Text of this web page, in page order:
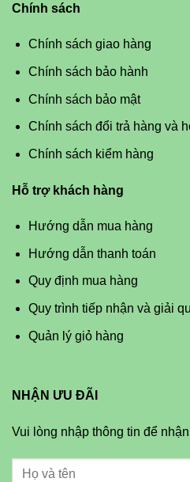
Chính sách
Chính sách giao hàng
Chính sách bảo hành
Chính sách bảo mật
Chính sách đổi trả hàng và
Chính sách kiểm hàng
Hỗ trợ khách hàng
Hướng dẫn mua hàng
Hướng dẫn thanh toán
Quy định mua hàng
Quy trình tiếp nhận và giải
Quản lý giỏ hàng
NHẬN ƯU ĐÃI
Vui lòng nhập thông tin để